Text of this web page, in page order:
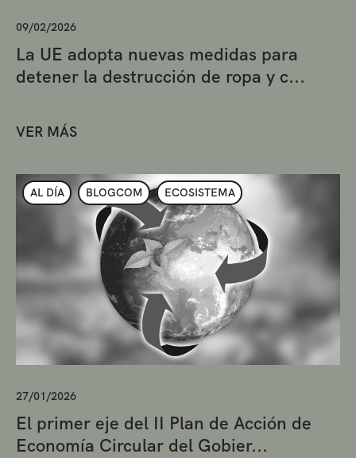
09/02/2026
La UE adopta nuevas medidas para
detener la destrucción de ropa y c...
VER MÁS
AL DÍA BLOGCOM ECOSISTEMA
27/01/2026
El primer eje del II Plan de Acción de
Economía Circular del Gobier...